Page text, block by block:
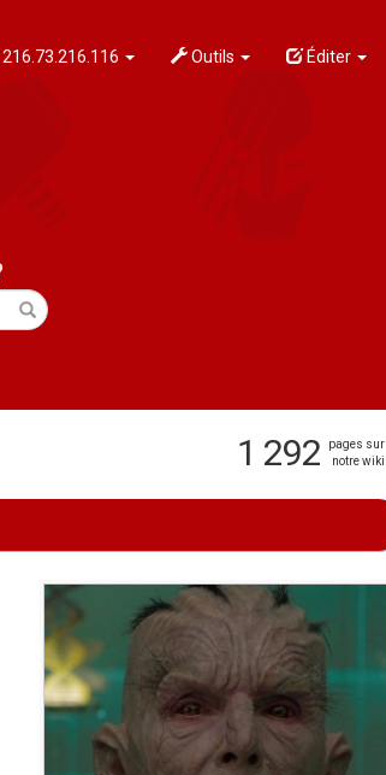
216.73.216.116 Outils Éditer
1 292
pages sur
notre wiki